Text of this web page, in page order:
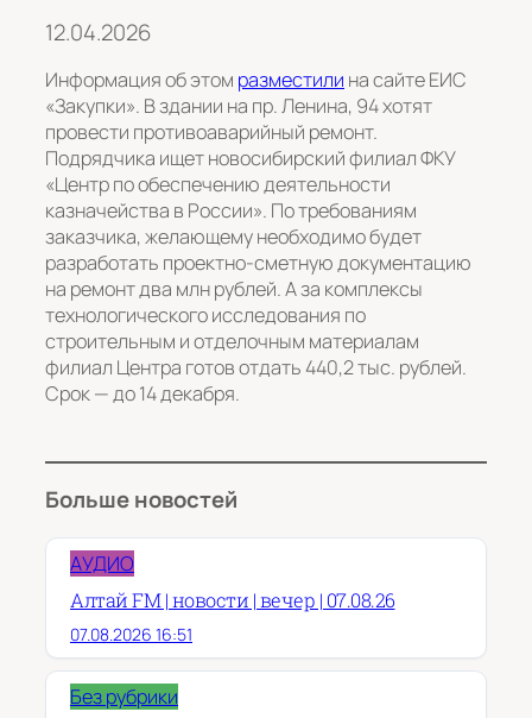
12.04.2026
Информация об этом разместили на сайте ЕИС
«Закупки». В здании на пр. Ленина, 94 хотят
провести противоаварийный ремонт.
Подрядчика ищет новосибирский филиал ФКУ
«Центр по обеспечению деятельности
казначейства в России». По требованиям
заказчика, желающему необходимо будет
разработать проектно-сметную документацию
на ремонт два млн рублей. А за комплексы
технологического исследования по
строительным и отделочным материалам
филиал Центра готов отдать 440,2 тыс. рублей.
Срок — до 14 декабря.
Больше новостей
АУДИО
Алтай FM | новости | вечер | 07.08.26
07.08.2026 16:51
Без рубрики